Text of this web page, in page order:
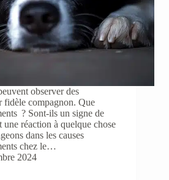
observer des
fidèle compagnon. Que
? Sont-ils un signe de
réaction à quelque chose
dans les causes
chez le…
2024